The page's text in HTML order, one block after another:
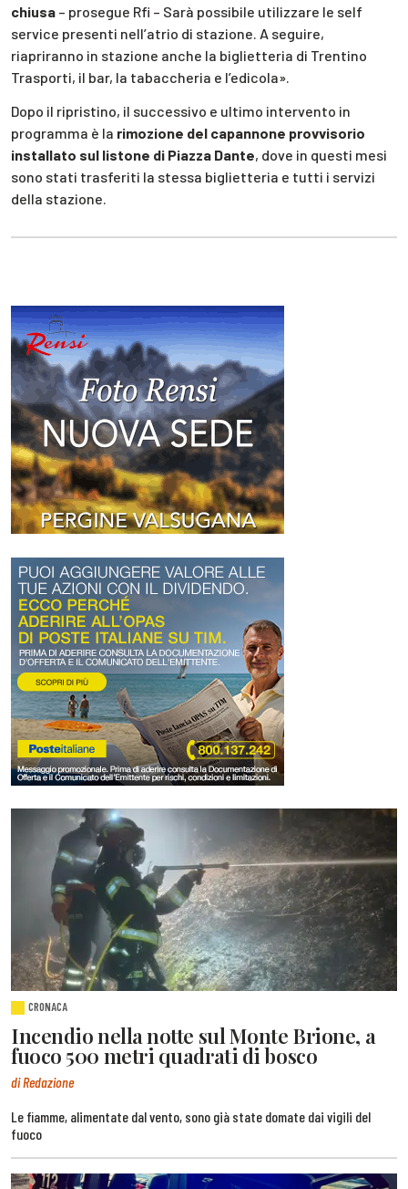
chiusa – prosegue Rfi – Sarà possibile utilizzare le self
service presenti nell’atrio di stazione. A seguire,
riapriranno in stazione anche la biglietteria di Trentino
Trasporti, il bar, la tabaccheria e l’edicola».
Dopo il ripristino, il successivo e ultimo intervento in
programma è la rimozione del capannone provvisorio
installato sul listone di Piazza Dante, dove in questi mesi
sono stati trasferiti la stessa biglietteria e tutti i servizi
della stazione.
CRONACA
Incendio nella notte sul Monte Brione, a
fuoco 500 metri quadrati di bosco
di Redazione
Le fiamme, alimentate dal vento, sono già state domate dai vigili del
fuoco